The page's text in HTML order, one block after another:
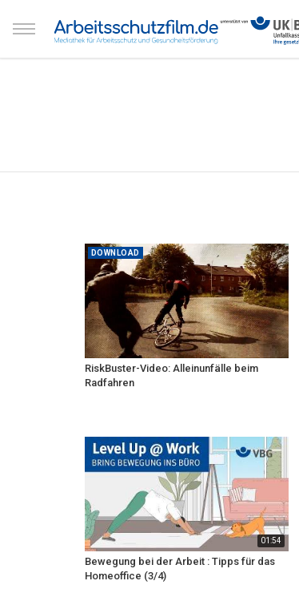
DOWNLOAD
RiskBuster-Video: Alleinunfälle beim
Radfahren
01:54
Bewegung bei der Arbeit : Tipps für das
Homeoffice (3/4)